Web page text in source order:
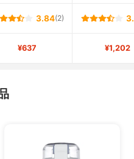
3.84(2)
¥637 ¥1,202